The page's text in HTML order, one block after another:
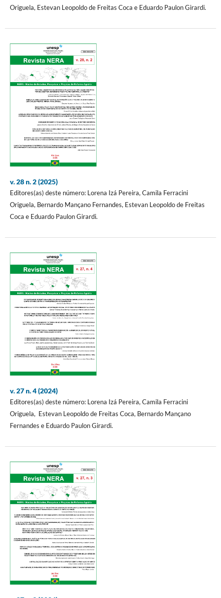
Origuela, Estevan Leopoldo de Freitas Coca e Eduardo Paulon Girardi.
v. 28 n. 2 (2025)
Editores(as) deste número: Lorena Izá Pereira, Camila Ferracini
Origuela, Bernardo Mançano Fernandes, Estevan Leopoldo de Freitas
Coca e Eduardo Paulon Girardi.
v. 27 n. 4 (2024)
Editores(as) deste número: Lorena Izá Pereira, Camila Ferracini
Origuela, Estevan Leopoldo de Freitas Coca, Bernardo Mançano
Fernandes e Eduardo Paulon Girardi.